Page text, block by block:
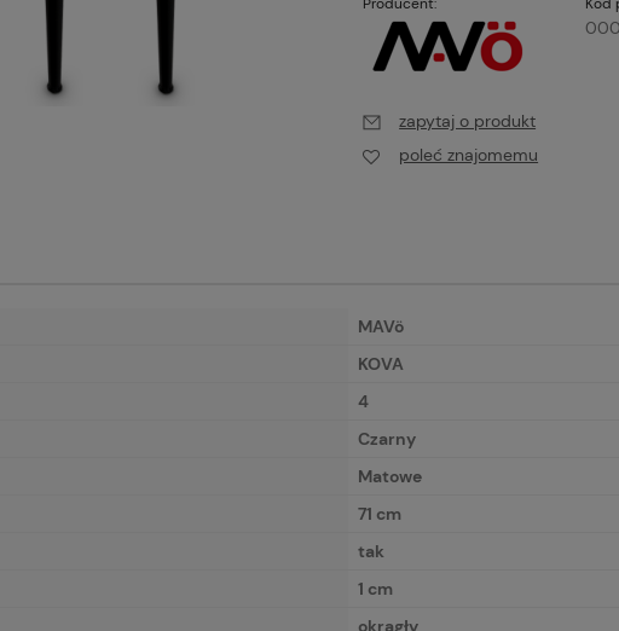
zapytaj o produkt
poleć znajomemu
MAVö
KOVA
4
Czarny
Matowe
71 cm
tak
1 cm
okrągły